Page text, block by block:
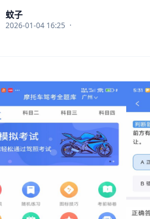
蚊子
2026-01-04 16:25 ·